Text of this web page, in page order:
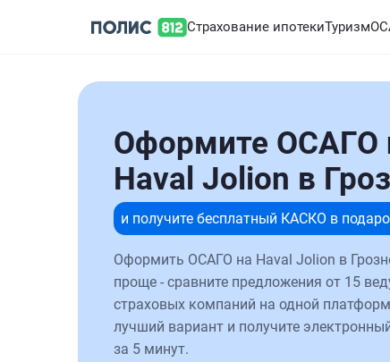
Страхование ипотекиТуризм
Оформите ОСАГО
Haval Jolion в
и получите бесплатный КАСКО в
Оформить ОСАГО на Haval Jolion в
проще - сравните предложения от 15
страховых компаний на одной
лучший вариант и получите
за 5 минут.